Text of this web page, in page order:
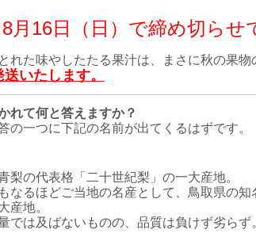
16日（日）で締め切らせ
れた味やしたたる果汁は、まさに秋の果物
いたします。
れて何と答えますか？
の一つに下記の名前が出てくるはずです。
梨の代表格「二十世紀梨」の一大産地。
なるほどご当地の名産として、 鳥取県の知
産地。
では及ばないものの、品質は負けず劣らず